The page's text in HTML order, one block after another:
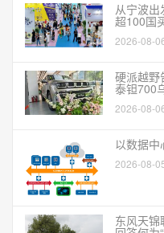
从宁波
超100国
2026-08-
硬派越野
泰钽700
2026-08-
以数据中
2026-08-
东风天锦